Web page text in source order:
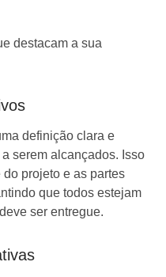
destacam a sua
definição clara e
serem alcançados. Isso
projeto e as partes
que todos estejam
ser entregue.